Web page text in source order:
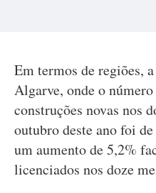
Em termos de regiões,
Algarve, onde o
construções novas nos
outubro deste ano foi
um aumento de 5,2%
licenciados nos doze